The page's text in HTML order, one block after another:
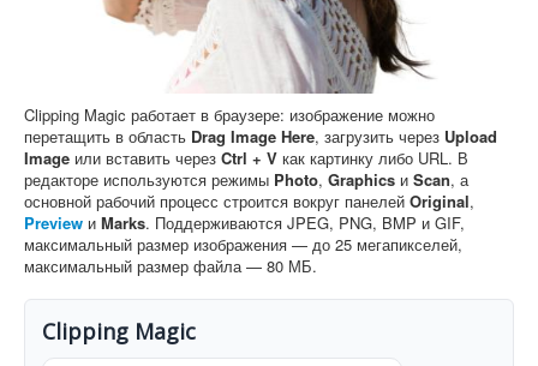
Clipping Magic работает в браузере: изображение можно
перетащить в область Drag Image Here, загрузить через Upload
Image или вставить через Ctrl + V как картинку либо URL. В
редакторе используются режимы Photo, Graphics и Scan, а
основной рабочий процесс строится вокруг панелей Original,
Preview и Marks. Поддерживаются JPEG, PNG, BMP и GIF,
максимальный размер изображения — до 25 мегапикселей,
максимальный размер файла — 80 МБ.
Clipping Magic